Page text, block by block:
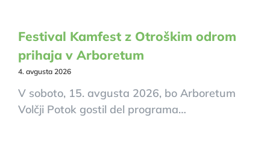
Festival Kamfest z Otroškim odrom
prihaja v Arboretum
4. avgusta 2026
V soboto, 15. avgusta 2026, bo Arboretum
Volčji Potok gostil del programa…